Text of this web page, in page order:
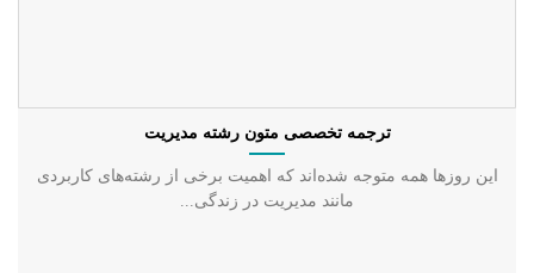
ترجمه تخصصی متون رشته مدیریت
این روزها همه متوجه شده‌اند که اهمیت برخی از رشته‌های کاربردی
مانند مدیریت در زندگی...